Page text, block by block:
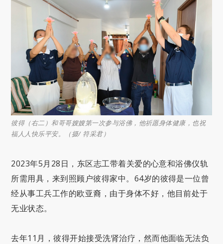
彼得（右二）和哥哥嫂嫂第一次参与浴佛，他祈愿身体健康，也祝
福人人快乐平安。（摄/ 符采君）
2023年5月28日，东区志工带着关爱的心意和浴佛仪轨
所需用具，来到照顾户彼得家中。64岁的彼得是一位曾
经从事工兵工作的欧亚裔，由于身体不好，他目前处于
无业状态。
去年11月，彼得开始接受洗肾治疗，然而他面临无法负